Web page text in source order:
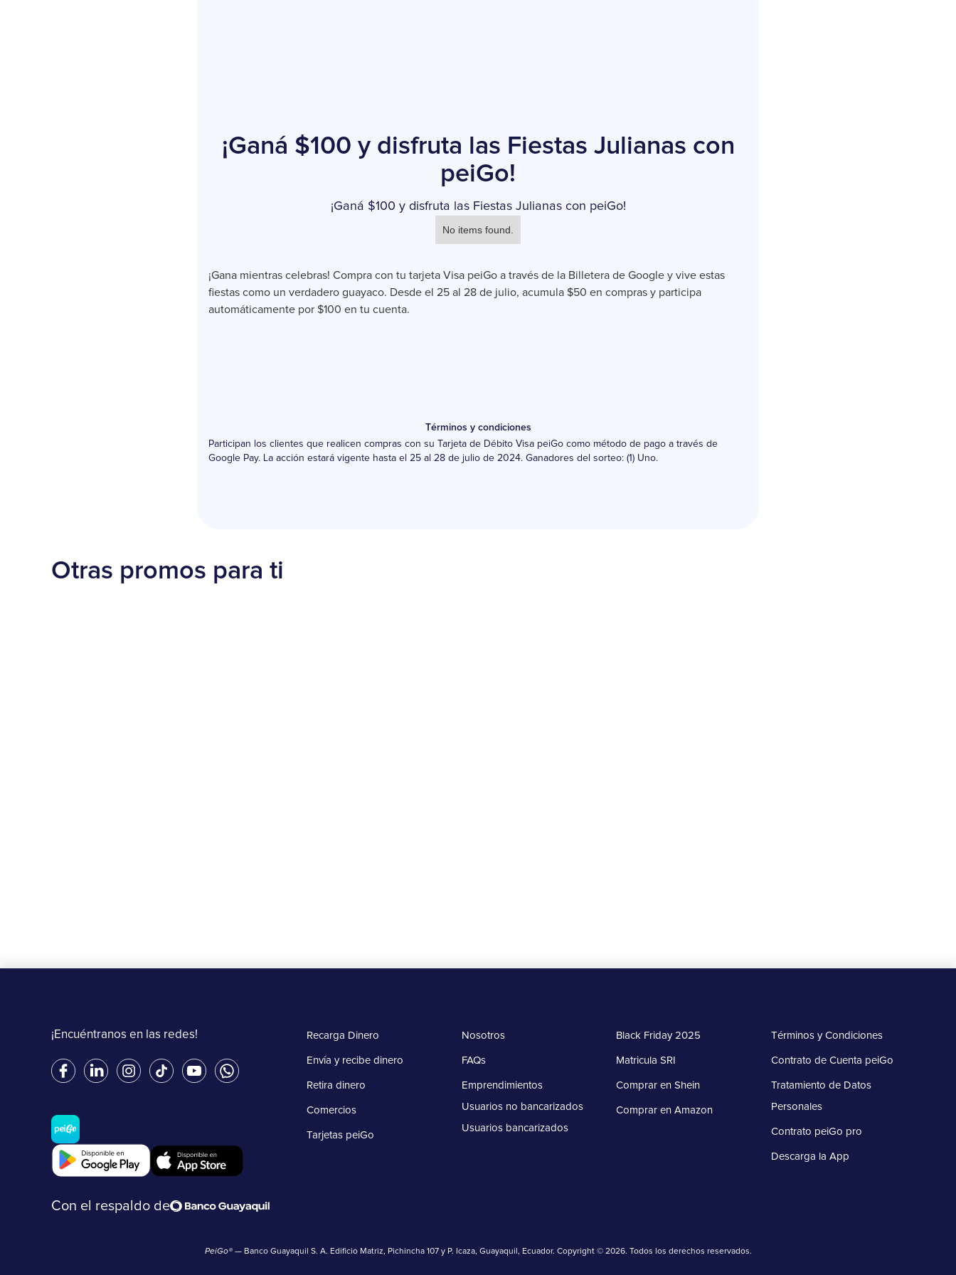
¡Ganá $100 y disfruta las Fiestas Julianas con
peiGo!
¡Ganá $100 y disfruta las Fiestas Julianas con peiGo!
No items found.
¡Gana mientras celebras! Compra con tu tarjeta Visa peiGo a través de la Billetera de Google y vive estas
fiestas como un verdadero guayaco. Desde el 25 al 28 de julio, acumula $50 en compras y participa
automáticamente por $100 en tu cuenta.
Términos y condiciones
Participan los clientes que realicen compras con su Tarjeta de Débito Visa peiGo como método de pago a través de
Google Pay. La acción estará vigente hasta el 25 al 28 de julio de 2024. Ganadores del sorteo: (1) Uno.
Otras promos para ti
¡Encuéntranos en las redes!
Con el respaldo de
Recarga Dinero
Envía y recibe dinero
Retira dinero
Comercios
Tarjetas peiGo
Nosotros
FAQs
Emprendimientos
Usuarios no bancarizados
Usuarios bancarizados
Black Friday 2025
Matricula SRI
Comprar en Shein
Comprar en Amazon
Términos y Condiciones
Contrato de Cuenta peiGo
Tratamiento de Datos
Personales
Contrato peiGo pro
Descarga la App
PeiGo®— Banco Guayaquil S. A. Edificio Matriz, Pichincha 107 y P. Icaza, Guayaquil, Ecuador. Copyright © 2026. Todos los derechos reservados.